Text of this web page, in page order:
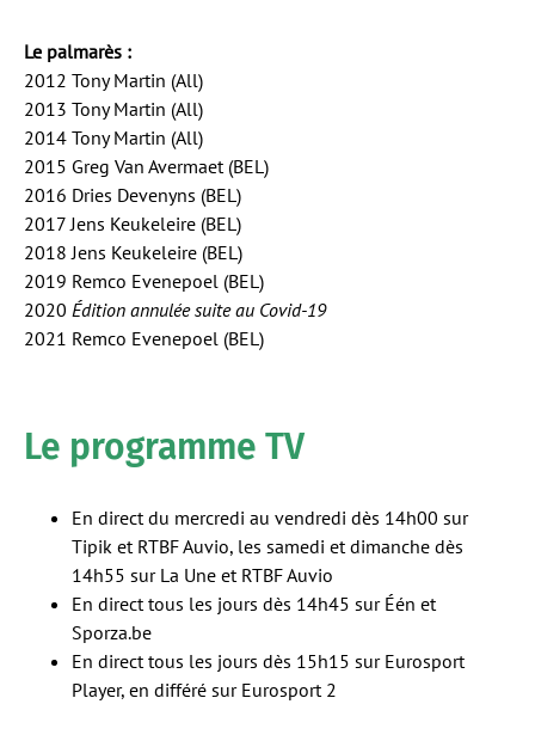
Le palmarès :
2012 Tony Martin (All)
2013 Tony Martin (All)
2014 Tony Martin (All)
2015 Greg Van Avermaet (BEL)
2016 Dries Devenyns (BEL)
2017 Jens Keukeleire (BEL)
2018 Jens Keukeleire (BEL)
2019 Remco Evenepoel (BEL)
2020 Édition annulée suite au Covid-19
2021 Remco Evenepoel (BEL)
Le programme TV
En direct du mercredi au vendredi dès 14h00 sur
Tipik et RTBF Auvio, les samedi et dimanche dès
14h55 sur La Une et RTBF Auvio
En direct tous les jours dès 14h45 sur Één et
Sporza.be
En direct tous les jours dès 15h15 sur Eurosport
Player, en différé sur Eurosport 2